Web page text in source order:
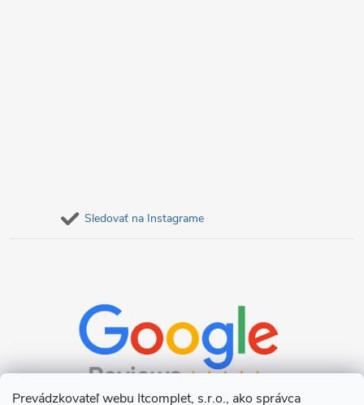
Prevádzkovateľ webu Itcomplet, s.r.o., ako správca
Sledovať na Instagrame